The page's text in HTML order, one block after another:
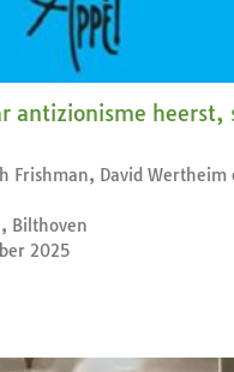
antizionisme heerst,
Frishman, David Wertheim
Bilthoven
2025